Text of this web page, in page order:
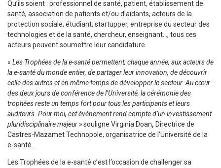
Qu’ils soient : professionnel de santé, patient, établissement de
santé, association de patients et/ou d’aidants, acteurs de la
protection sociale, étudiant, startupper, entreprise du secteur des
technologies et de la santé, chercheur, enseignant…, tous ces
acteurs peuvent soumettre leur candidature.
« Les Trophées de la e-santé permettent, chaque année, aux acteurs de
la e-santé du monde entier, de partager leur innovation, de découvrir
celle des autres et en même temps de développer le secteur. Au cœur
des deux jours de conférence de l’Université, la cérémonie des
trophées reste un temps fort pour tous les participants et leurs
auditeurs. Pour moi, cet événement rend compte d’un investissement
pluridisciplinaire majeur »souligne Virginia Doan, Directrice de
Castres-Mazamet Technopole, organisatrice de l’Université de la
e-santé.
Les Trophées de la e-santé c’est l’occasion de challenger sa